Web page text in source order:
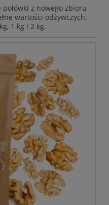
połówki z nowego zbioru
wartości odżywczych.
1 kg i 2 kg.